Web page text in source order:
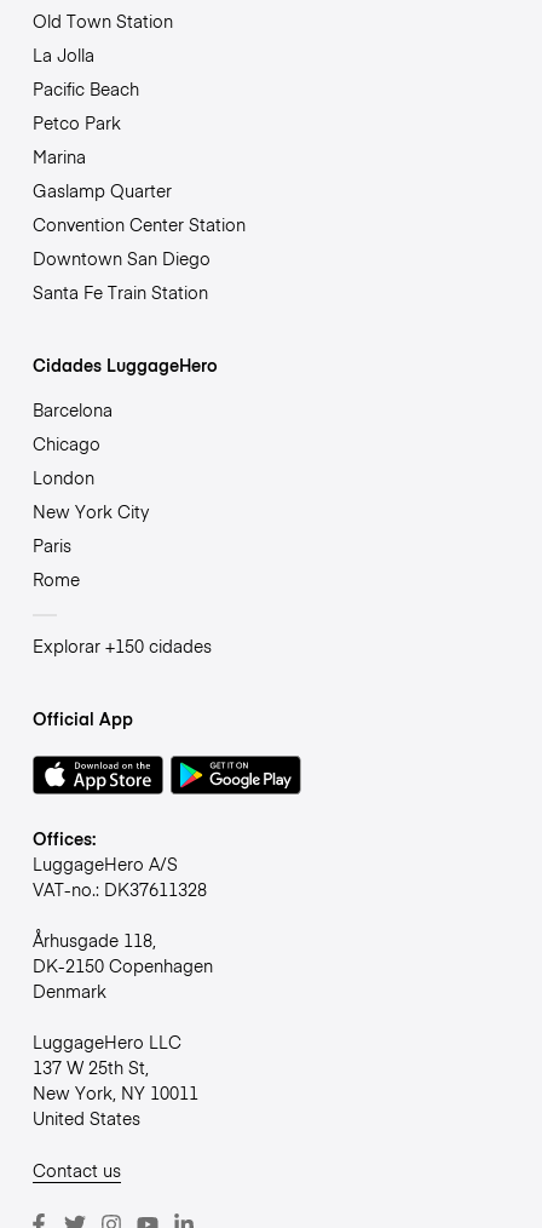
Old Town Station
La Jolla
Pacific Beach
Petco Park
Marina
Gaslamp Quarter
Convention Center Station
Downtown San Diego
Santa Fe Train Station
Cidades LuggageHero
Barcelona
Chicago
London
New York City
Paris
Rome
Explorar +150 cidades
Official App
Offices:
LuggageHero A/S
VAT-no.: DK37611328
Århusgade 118,
DK-2150 Copenhagen
Denmark
LuggageHero LLC
137 W 25th St,
New York, NY 10011
United States
Contact us